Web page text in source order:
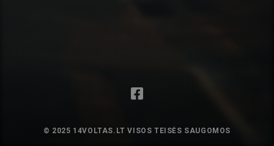
© 2025 14VOLTAS.LT VISOS TEISĖS SAUGOMOS